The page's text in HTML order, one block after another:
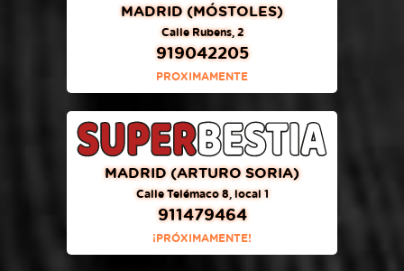
MADRID (MÓSTOLES)
Calle Rubens, 2
919042205
PROXIMAMENTE
MADRID (ARTURO SORIA)
Calle Telémaco 8, local 1
911479464
¡PRÓXIMAMENTE!